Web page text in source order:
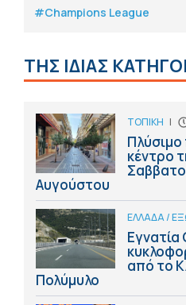
#Champions League
ΤΗΣ ΙΔΙΑΣ
ΤΟΠΙΚΗ |
κέντρο
Αυγούστου
ΕΛΛΑΔΑ /
από το
Πολύμυλο